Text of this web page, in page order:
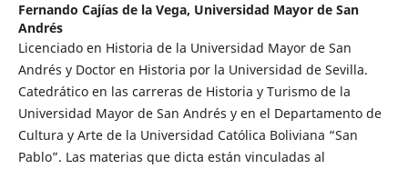
Fernando Cajías de la Vega, Universidad Mayor de San
Andrés
Licenciado en Historia de la Universidad Mayor de San
Andrés y Doctor en Historia por la Universidad de Sevilla.
Catedrático en las carreras de Historia y Turismo de la
Universidad Mayor de San Andrés y en el Departamento de
Cultura y Arte de la Universidad Católica Boliviana “San
Pablo”. Las materias que dicta están vinculadas al